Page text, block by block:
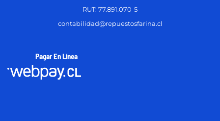
RUT: 77.891.070-5
contabilidad@repuestosfarina.cl
Pagar En Línea